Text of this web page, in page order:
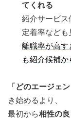
てくれる
紹介サービス
定着率なども
離職率が高す
も紹介候補
「どのエージェ
き始めるより、
最初から相性の